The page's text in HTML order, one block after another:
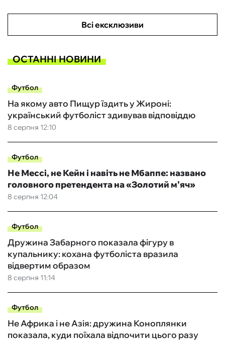
Всі ексклюзиви
ОСТАННІ НОВИНИ
Футбол
8 серпня 12:10
На якому авто Пищур їздить у Жироні:
український футболіст здивував відповіддю
Футбол
8 серпня 12:04
Не Мессі, не Кейн і навіть не Мбаппе: названо
головного претендента на «Золотий м’яч»
Футбол
8 серпня 11:14
Дружина Забарного показала фігуру в
купальнику: кохана футболіста вразила
відвертим образом
Футбол
Не Африка і не Азія: дружина Коноплянки
показала, куди поїхала відпочити цього разу